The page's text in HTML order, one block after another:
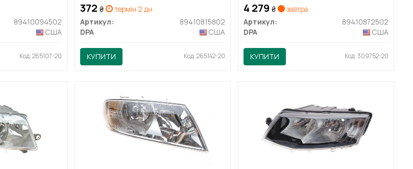
89410094502
США
Код: 265107-20
372₴
термін 2 дн.
Артикул:
89410815802
DPA
США
КУПИТИ Код: 265142-20
4 279₴
завтра
Артикул:
89410872502
DPA
США
КУПИТИ Код: 309752-20